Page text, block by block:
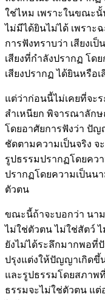
ใช่ไหม เพราะในขณะนั้
ไม่มีได้ยินไม่ได้ เพราะ
การฟังทราบว่า เสียงเ
เสียงที่กำลังปรากฏ โด
เสียงปรากฏ ได้ยินหรือ
แต่ว่าก่อนนี้ไม่เคยที่จะ
สำเหนียก พิจารณาลัก
โดยอาศัยการฟังว่า ปัญ
ชัดตามความเป็นจริง
รูปธรรมปรากฏโดยคว
ปรากฏโดยความเป็นน
ตัวตน
ขณะนี้ถ้าจะบอกว่า นา
ไม่ใช่ตัวตน ไม่ใช่สัตว์
ยังไม่ได้ระลึกมากพอที่
ปรุงแต่งให้ปัญญาเกิดขึ้
และรูปธรรมโดยสภาพ
ธรรมจะไม่ใช่ตัวตน แ